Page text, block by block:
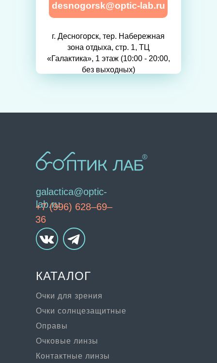
desnogorsk@optic-lab.ru
г. Десногорск, тер. Набережная
зона отдыха, стр. 1, ТЦ
«Галактика», 1 этаж (10:00 - 20:00,
без выходных)
galactica@optic-
lab.ru
Очки для зрения
Очки солнцезащитные
Очковые линзы
Оправы
Контактные линзы
+7 (996) 628–69–
36
КАТАЛОГ